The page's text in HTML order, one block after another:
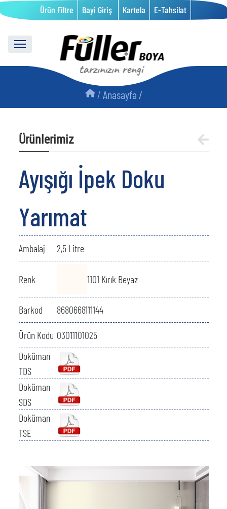
Ürün Filtre Bayi Giriş Kartela E-Tahsilat
/Anasayfa /
Ürünlerimiz
Ayışığı İpek Doku
Yarımat
Ambalaj 2,5 Litre
Renk 1101 Kırık Beyaz
Barkod 8680668111144
Ürün Kodu 03011101025
Doküman
TDS
Doküman
SDS
Doküman
TSE